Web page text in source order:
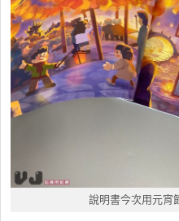
說明書今次用元宵